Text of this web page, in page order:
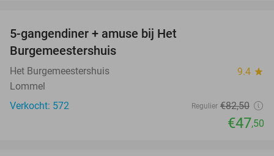
5-gangendiner + amuse bij Het
Burgemeestershuis
Het Burgemeestershuis 9.4 star
Lommel
Verkocht: 572
Regulier €82,50
€47,50